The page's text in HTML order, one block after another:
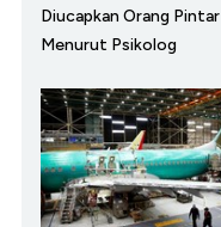
Diucapkan Orang Pintar
Menurut Psikolog